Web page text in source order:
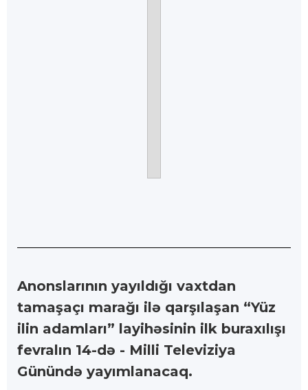
Anonslarının yayıldığı vaxtdan
tamaşaçı marağı ilə qarşılaşan “Yüz
ilin adamları” layihəsinin ilk buraxılışı
fevralın 14-də - Milli Televiziya
Günündə yayımlanacaq.